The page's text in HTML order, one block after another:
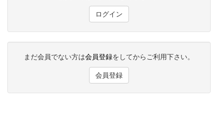
ログイン
まだ会員でない方は会員登録をしてからご利用下さい。
会員登録